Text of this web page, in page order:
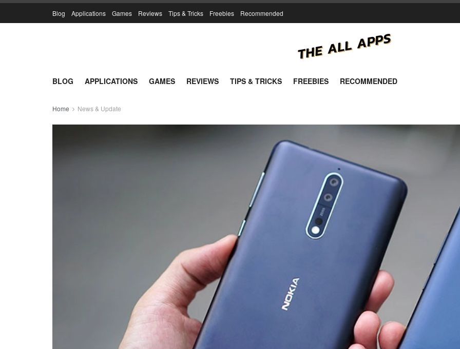
Blog Applications Games Reviews Tips & Tricks Freebies Recommended
BLOG APPLICATIONS GAMES REVIEWS TIPS & TRICKS FREEBIES RECOMMENDED
Home News & Update